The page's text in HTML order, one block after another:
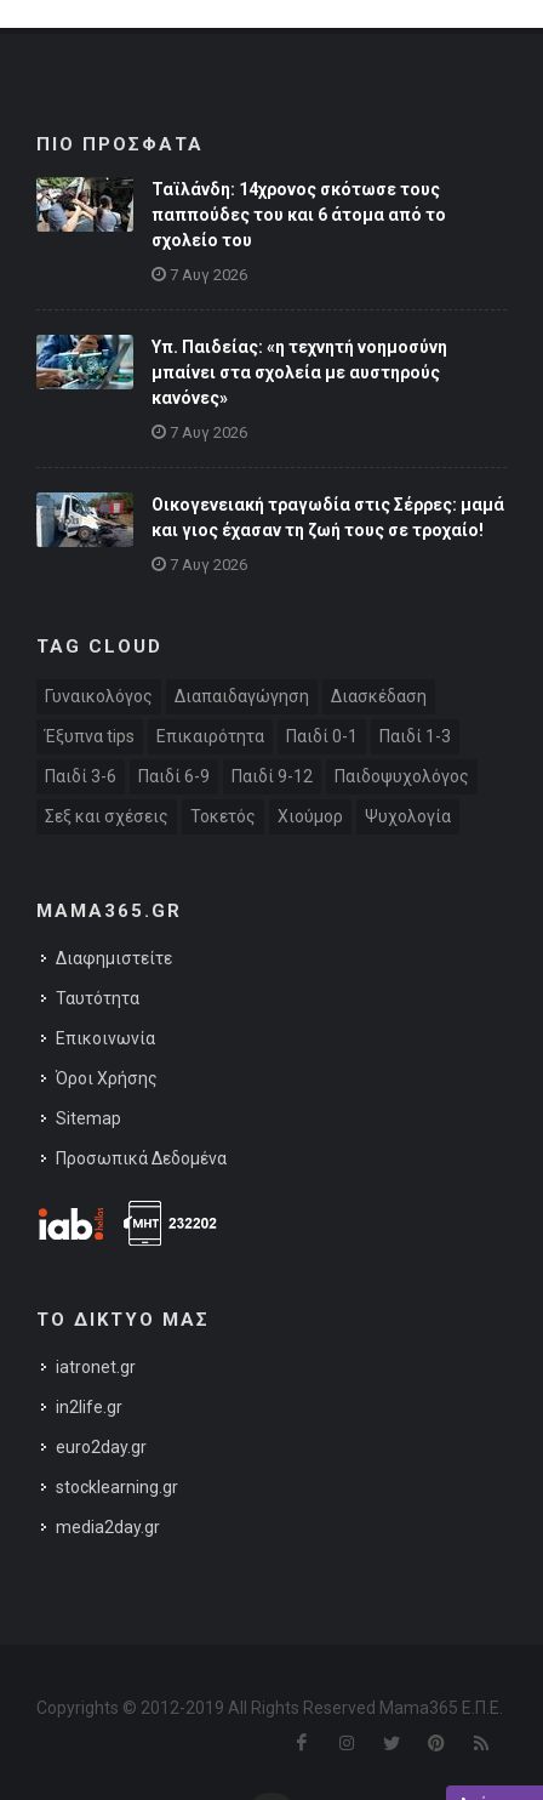
ΠΙΟ ΠΡΟΣΦΑΤΑ
Ταϊλάνδη: 14χρονος σκότωσε τους
παππούδες του και 6 άτομα από το
σχολείο του
7 Αυγ 2026
Υπ. Παιδείας: «η τεχνητή νοημοσύνη
μπαίνει στα σχολεία με αυστηρούς
κανόνες»
7 Αυγ 2026
Οικογενειακή τραγωδία στις Σέρρες: μαμά
και γιος έχασαν τη ζωή τους σε τροχαίο!
7 Αυγ 2026
TAG CLOUD
Γυναικολόγος Διαπαιδαγώγηση Διασκέδαση
Έξυπνα tips Επικαιρότητα Παιδί 0-1 Παιδί 1-3
Παιδί 3-6 Παιδί 6-9 Παιδί 9-12 Παιδοψυχολόγος
Σεξ και σχέσεις Τοκετός Χιούμορ Ψυχολογία
MAMA365.GR
Διαφημιστείτε
Ταυτότητα
Επικοινωνία
Όροι Χρήσης
Sitemap
Προσωπικά Δεδομένα
ΤΟ ΔΙΚΤΥΟ ΜΑΣ
iatronet.gr
in2life.gr
euro2day.gr
stocklearning.gr
media2day.gr
Copyrights © 2012-2019 All Rights Reserved Mama365 Ε.Π.Ε.